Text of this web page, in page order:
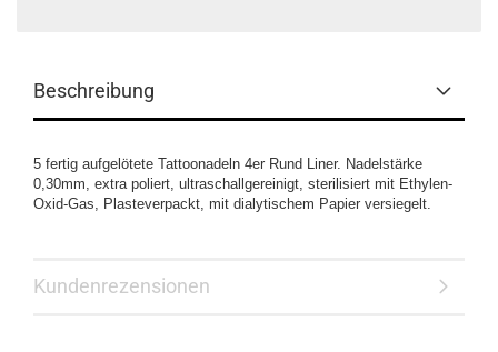
Beschreibung
5 fertig aufgelötete Tattoonadeln 4er Rund Liner. Nadelstärke
0,30mm, extra poliert, ultraschallgereinigt, sterilisiert mit Ethylen-
Oxid-Gas, Plasteverpackt, mit dialytischem Papier versiegelt.
Kundenrezensionen